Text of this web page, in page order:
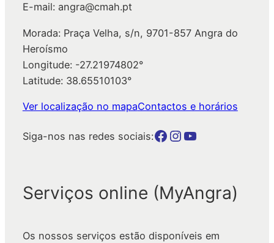
E-mail: angra@cmah.pt
Morada: Praça Velha, s/n, 9701-857 Angra do
Heroísmo
Longitude: -27.21974802°
Latitude: 38.65510103°
Ver localização no mapaContactos e horários
Siga-nos nas redes sociais:Botão para a página da autarquia no Facebook Botão para a página da autarquia no Instagram Botão para a página da autarquia no Youtube
Serviços online (MyAngra)
Os nossos serviços estão disponíveis em